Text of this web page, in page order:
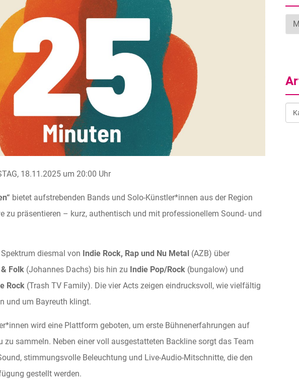
18.11.2025 um 20:00 Uhr
bietet aufstrebenden Bands und Solo-Künstler*innen aus der Region
zu präsentieren – kurz, authentisch und mit professionellem Sound- und
diesmal von Indie Rock, Rap und Nu Metal (AZB) über
Folk (Johannes Dachs) bis hin zu Indie Pop/Rock (bungalow) und
Rock (Trash TV Family). Die vier Acts zeigen eindrucksvoll, wie vielfältig
und um Bayreuth klingt.
wird eine Plattform geboten, um erste Bühnenerfahrungen auf
zu sammeln. Neben einer voll ausgestatteten Backline sorgt das Team
stimmungsvolle Beleuchtung und Live-Audio-Mitschnitte, die den
gestellt werden.
Art
der